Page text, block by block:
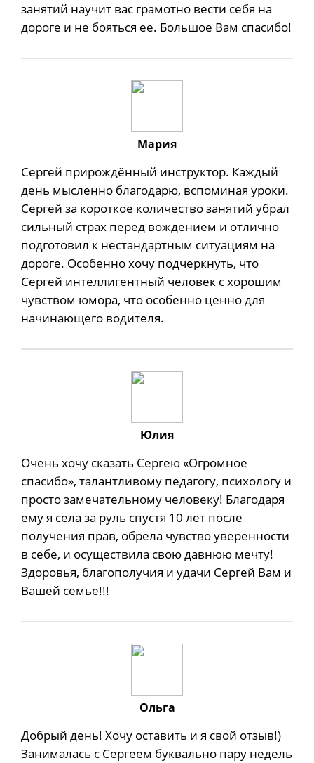
занятий научит вас грамотно вести себя на
дороге и не бояться ее. Большое Вам спасибо!
Мария
Сергей прирождённый инструктор. Каждый
день мысленно благодарю, вспоминая уроки.
Сергей за короткое количество занятий убрал
сильный страх перед вождением и отлично
подготовил к нестандартным ситуациям на
дороге. Особенно хочу подчеркнуть, что
Сергей интеллигентный человек с хорошим
чувством юмора, что особенно ценно для
начинающего водителя.
Юлия
Очень хочу сказать Сергею «Огромное
спасибо», талантливому педагогу, психологу и
просто замечательному человеку! Благодаря
ему я села за руль спустя 10 лет после
получения прав, обрела чувство уверенности
в себе, и осуществила свою давнюю мечту!
Здоровья, благополучия и удачи Сергей Вам и
Вашей семье!!!
Ольга
Добрый день! Хочу оставить и я свой отзыв!)
Занималась с Сергеем буквально пару недель